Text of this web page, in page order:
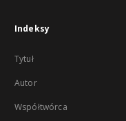
Indeksy
Tytuł
Autor
Współtwórca